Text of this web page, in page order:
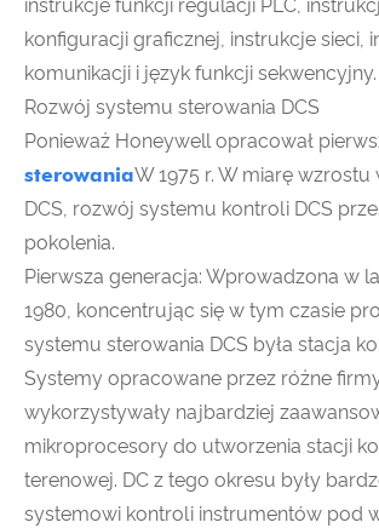
instrukcje funkcji regulacji PLC,
konfiguracji graficznej, instrukcje sieci,
komunikacji i język funkcji sekwencyjny.
Rozwój systemu sterowania DCS
Ponieważ Honeywell opracował
sterowaniaW 1975 r. W miarę
DCS, rozwój systemu kontroli DCS
pokolenia.
Pierwsza generacja: Wprowadzona w
1980, koncentrując się w tym czasie
systemu sterowania DCS była stacja
Systemy opracowane przez różne
wykorzystywały najbardziej
mikroprocesory do utworzenia stacji
terenowej. DC z tego okresu były
systemowi kontroli instrumentów pod